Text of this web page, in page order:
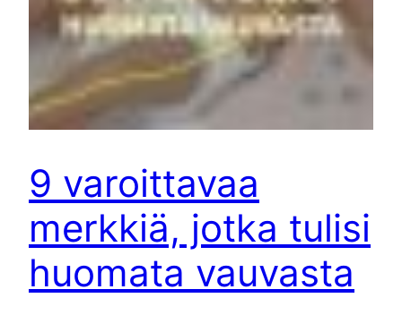
9 varoittavaa
merkkiä, jotka tulisi
huomata vauvasta